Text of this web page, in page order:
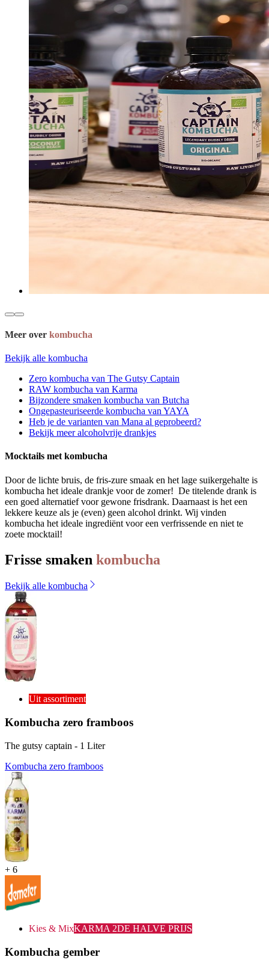
Meer over kombucha
Bekijk alle kombucha
Zero kombucha van The Gutsy Captain
RAW kombucha van Karma
Bijzondere smaken kombucha van Butcha
Ongepasteuriseerde kombucha van YAYA
Heb je de varianten van Mana al geprobeerd?
Bekijk meer alcoholvrije drankjes
Mocktails met kombucha
Door de lichte bruis, de fris-zure smaak en het lage suikergehalte is
kombucha het ideale drankje voor de zomer! De titelende drank is
een goed alternatief voor gewone frisdrank. Daarnaast is het een
lekkere keuze als je (even) geen alcohol drinkt. Wij vinden
kombucha het ideale ingrediënt voor een verfrissende en niet te
zoete mocktail!
Frisse smaken kombucha
Bekijk alle kombucha
Uit assortiment
Kombucha zero framboos
The gutsy captain - 1 Liter
Kombucha zero framboos
+ 6
Kies & MixKARMA 2DE HALVE PRIJS
Kombucha gember